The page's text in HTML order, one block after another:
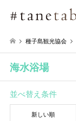
種子島観光協会
海水浴場
並べ替え条件
新しい順